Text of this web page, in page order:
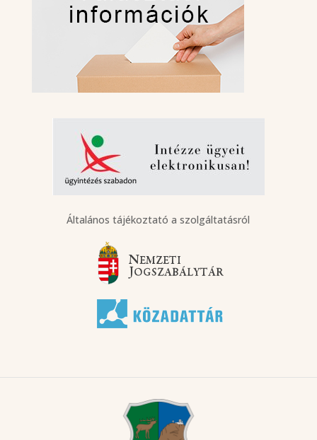
Általános tájékoztató a szolgáltatásról